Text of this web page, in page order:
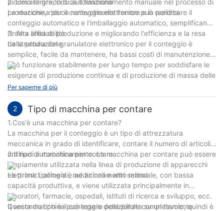
produzione, riduce notevolmente l'errore e la perdita.
La macchina per il conteggio elettronico può realizzare il
conteggio automatico e l'imballaggio automatico, semplificando
l'intera linea di produzione e migliorando l'efficienza e la resa
della produzione.
3. Alta affidabilità
La struttura del granulatore elettronico per il conteggio è
semplice, facile da mantenere, ha bassi costi di manutenzione e
può funzionare stabilmente per lungo tempo per soddisfare le
esigenze di produzione continua e di produzione di massa delle
imprese.
Per saperne di più
2 Tipo di macchina per contare
1.Cos'è una macchina per contare?
La macchina per il conteggio è un tipo di attrezzatura
meccanica in grado di identificare, contare il numero di articoli e
ordinarli automaticamente. La macchina per contare può essere
ampiamente utilizzata nella linea di produzione di apparecchi
elettronici, alimenti, medicinali e altri settori
2.Il tipo di macchina per contare
La prima tipologia è ad azionamento manuale, con bassa
capacità produttiva, e viene utilizzata principalmente in
laboratori, farmacie, ospedali, istituti di ricerca e sviluppo, ecc.
Questa macchina può essere posizionata su un tavolo, quindi è
Il secondo tipo è il conteggio delle pillole completamente